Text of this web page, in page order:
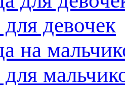
девочек
на